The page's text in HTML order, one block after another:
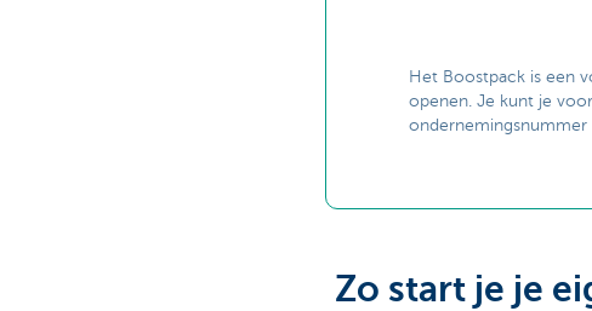
Het Boostpack is een
openen. Je kunt je
ondernemingsnummer
Zo start je je